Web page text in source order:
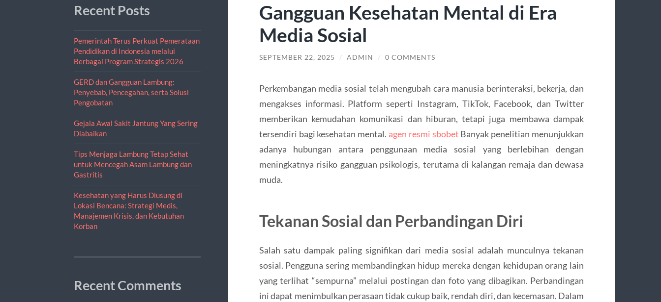
Recent Posts
Pemerintah Terus Perkuat Pemerataan
Pendidikan di Indonesia melalui
Berbagai Program Strategis 2026
GERD dan Gangguan Lambung:
Penyebab, Pencegahan, serta Solusi
Pengobatan
Gejala Awal Sakit Jantung Yang Sering
Diabaikan
Tips Menjaga Lambung Tetap Sehat
untuk Mencegah Asam Lambung dan
Gastritis
Kesehatan yang Harus Diusung di
Lokasi Bencana: Strategi Medis,
Manajemen Krisis, dan Kebutuhan
Korban
Recent Comments
Gangguan Kesehatan Mental di Era
Media Sosial
SEPTEMBER 22, 2025 / ADMIN / 0 COMMENTS
Perkembangan media sosial telah mengubah cara manusia berinteraksi, bekerja, dan
mengakses informasi. Platform seperti Instagram, TikTok, Facebook, dan Twitter
memberikan kemudahan komunikasi dan hiburan, tetapi juga membawa dampak
tersendiri bagi kesehatan mental. agen resmi sbobet Banyak penelitian menunjukkan
adanya hubungan antara penggunaan media sosial yang berlebihan dengan
meningkatnya risiko gangguan psikologis, terutama di kalangan remaja dan dewasa
muda.
Tekanan Sosial dan Perbandingan Diri
Salah satu dampak paling signifikan dari media sosial adalah munculnya tekanan
sosial. Pengguna sering membandingkan hidup mereka dengan kehidupan orang lain
yang terlihat “sempurna” melalui postingan dan foto yang dibagikan. Perbandingan
ini dapat menimbulkan perasaan tidak cukup baik, rendah diri, dan kecemasan. Dalam